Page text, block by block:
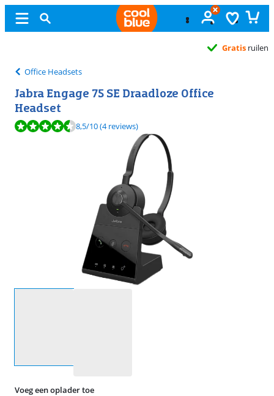
Office Headsets
Jabra Engage 75 SE Draadloze Office
Headset
Beoordeling is 8,5 van de 10, gebaseerd op 4 reviews.
8,5/10(4 reviews)
Voeg een oplader toe